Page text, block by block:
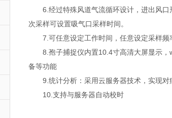
6.经过特殊风道气流循环设计，进出风口
次采样可设置吸气口采样时间。
7.可任意设定工作时间，任意设定采样频
8.孢子捕捉仪内置10.4寸高清大屏显示，
备等功能
9.统计分析：采用云服务器技术，实现对
10.支持与服务器自动校时